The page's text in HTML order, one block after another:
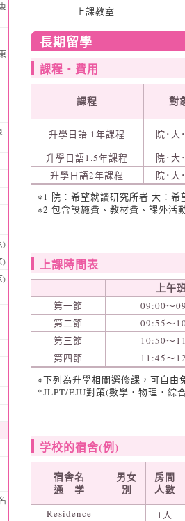
上課教室
長期留學
課程‧費用
課程 對
升學日語 1年課程
院･大
升學日語1.5年課程
院･大
升學日語2年課程
院･大
※1 院：希望就讀研究所者 大：
※2 包含設施費、教材費、課外活
上課時間表
上午
第一節 09:00～
第二節
09:55～
第三節
10:50～
第四節
11:45～
※下列為升學相關選修課，可自由
*JLPT/EJU對策(數學．物理．
学校的宿舍(例)
宿舎名
通 学
男女
別
房間
人數
Residence
1人
)
)
)